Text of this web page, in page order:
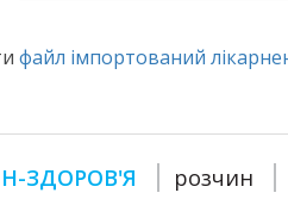
файл імпортований
ЗДОРОВ'Я розчин